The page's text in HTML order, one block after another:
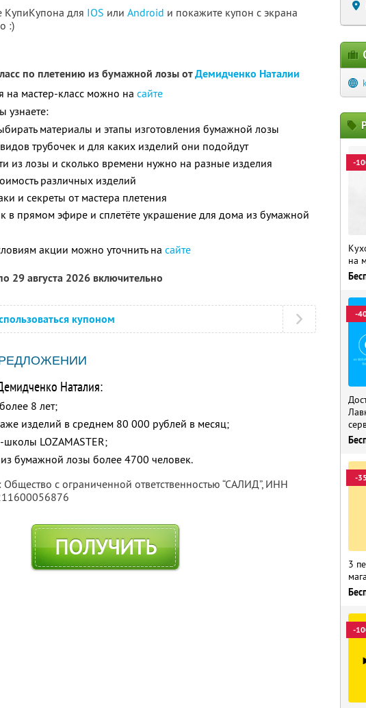
КупиКупона для IOS или Android и покажите купон с экрана
:)
по плетению из бумажной лозы отДемидченко Наталии
на мастер-класс можно на сайте
узнаете:
материалы и этапы изготовления бумажной лозы
видов трубочек и для каких изделий они подойдут
из лозы и сколько времени нужно на разные изделия
различных изделий
и секреты от мастера плетения
в прямом эфире и сплетёте украшение для дома из бумажной
акции можно уточнить на сайте
29 августа 2026 включительно
купоном
Наталия:
8 лет;
изделий в среднем 80 000 рублей в месяц;
LOZAMASTER;
бумажной лозы более 4700 человек.
Общество с ограниченной ответственностью “САЛИД”, ИНН
ПОЛУЧИТЬ
-
на
-
-
3
-